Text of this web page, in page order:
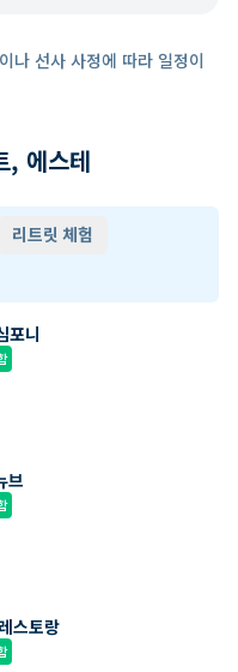
나 선사 사정에 따라 일정이
, 에스테
리트릿 체험
포니
브
스토랑